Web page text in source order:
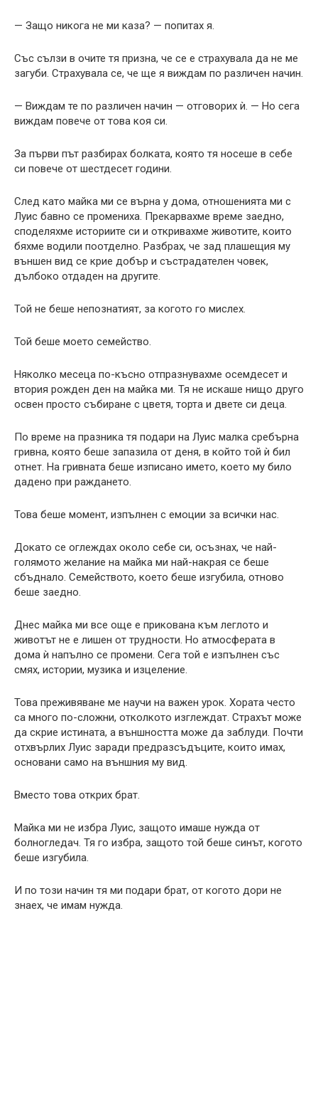
— Защо никога не ми каза? — попитах я.
Със сълзи в очите тя призна, че се е страхувала да не ме
загуби. Страхувала се, че ще я виждам по различен начин.
— Виждам те по различен начин — отговорих ѝ. — Но сега
виждам повече от това коя си.
За първи път разбирах болката, която тя носеше в себе
си повече от шестдесет години.
След като майка ми се върна у дома, отношенията ми с
Луис бавно се промениха. Прекарвахме време заедно,
споделяхме историите си и откривахме животите, които
бяхме водили поотделно. Разбрах, че зад плашещия му
външен вид се крие добър и състрадателен човек,
дълбоко отдаден на другите.
Той не беше непознатият, за когото го мислех.
Той беше моето семейство.
Няколко месеца по-късно отпразнувахме осемдесет и
втория рожден ден на майка ми. Тя не искаше нищо друго
освен просто събиране с цветя, торта и двете си деца.
По време на празника тя подари на Луис малка сребърна
гривна, която беше запазила от деня, в който той ѝ бил
отнет. На гривната беше изписано името, което му било
дадено при раждането.
Това беше момент, изпълнен с емоции за всички нас.
Докато се оглеждах около себе си, осъзнах, че най-
голямото желание на майка ми най-накрая се беше
сбъднало. Семейството, което беше изгубила, отново
беше заедно.
Днес майка ми все още е прикована към леглото и
животът не е лишен от трудности. Но атмосферата в
дома ѝ напълно се промени. Сега той е изпълнен със
смях, истории, музика и изцеление.
Това преживяване ме научи на важен урок. Хората често
са много по-сложни, отколкото изглеждат. Страхът може
да скрие истината, а външността може да заблуди. Почти
отхвърлих Луис заради предразсъдъците, които имах,
основани само на външния му вид.
Вместо това открих брат.
Майка ми не избра Луис, защото имаше нужда от
болногледач. Тя го избра, защото той беше синът, когото
беше изгубила.
И по този начин тя ми подари брат, от когото дори не
знаех, че имам нужда.